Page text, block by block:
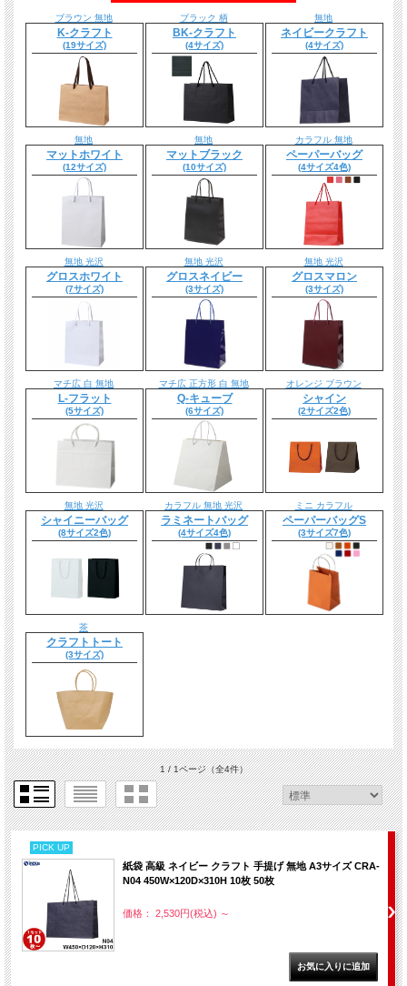
ブラウン 無地
K-クラフト
(19サイズ)
ブラック 柄
BK-クラフト
(4サイズ)
無地
ネイビークラフト
(4サイズ)
無地
マットホワイト
(12サイズ)
無地
マットブラック
(10サイズ)
カラフル 無地
ペーパーバッグ
(4サイズ4色)
無地 光沢
グロスホワイト
(7サイズ)
無地 光沢
グロスネイビー
(3サイズ)
無地 光沢
グロスマロン
(3サイズ)
マチ広 白 無地
L-フラット
(5サイズ)
マチ広 正方形 白 無地
Q-キューブ
(6サイズ)
オレンジ ブラウン
シャイン
(2サイズ2色)
無地 光沢
シャイニーバッグ
(8サイズ2色)
カラフル 無地 光沢
ラミネートバッグ
(4サイズ4色)
ミニ カラフル
ペーパーバッグS
(3サイズ7色)
茶
クラフトトート
(3サイズ)
1 / 1ページ（全4件）
PICK UP
紙袋 高級 ネイビー クラフト 手提げ 無地 A3サイズ CRA-
N04 450W×120D×310H 10枚 50枚
価格： 2,530円(税込) ～